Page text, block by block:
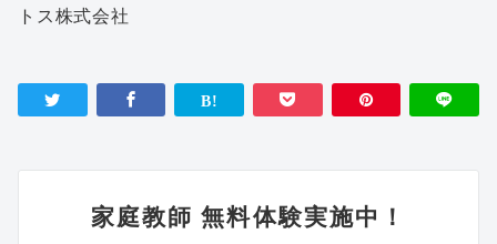
トス株式会社
家庭教師 無料体験実施中！